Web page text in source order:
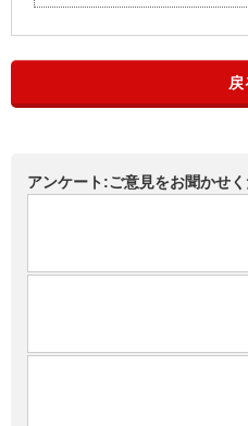
戻
アンケート:ご意見をお聞かせ